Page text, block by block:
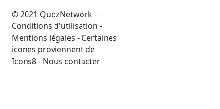
© 2021 QuozNetwork -
Conditions d'utilisation -
Mentions légales - Certaines
icones proviennent de
Icons8 - Nous contacter